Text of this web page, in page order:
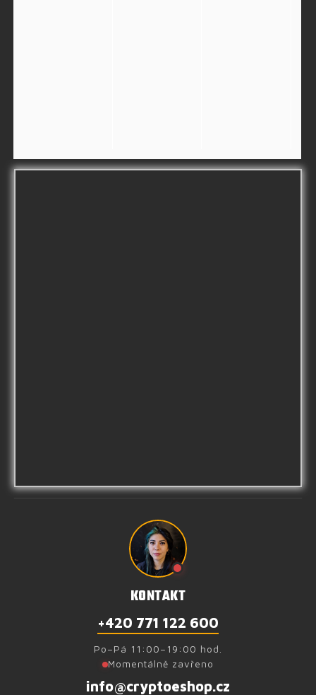
KONTAKT
+420 771 122 600
Po–Pá 11:00–19:00 hod.
Momentálně zavřeno
info@cryptoeshop.cz